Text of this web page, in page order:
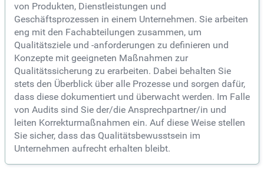
von Produkten, Dienstleistungen und
Geschäftsprozessen in einem Unternehmen. Sie arbeiten
eng mit den Fachabteilungen zusammen, um
Qualitätsziele und -anforderungen zu definieren und
Konzepte mit geeigneten Maßnahmen zur
Qualitätssicherung zu erarbeiten. Dabei behalten Sie
stets den Überblick über alle Prozesse und sorgen dafür,
dass diese dokumentiert und überwacht werden. Im Falle
von Audits sind Sie der/die Ansprechpartner/in und
leiten Korrekturmaßnahmen ein. Auf diese Weise stellen
Sie sicher, dass das Qualitätsbewusstsein im
Unternehmen aufrecht erhalten bleibt.